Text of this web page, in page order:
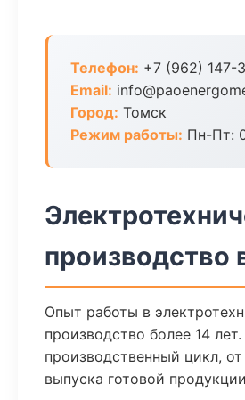
Телефон: +7 (962) 147-
Email:
Город: Томск
Режим работы: Пн-Пт:
производство
Опыт работы в
производство более 14
производственный цикл,
выпуска готовой